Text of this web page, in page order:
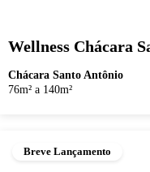
Wellness Chácara
Chácara Santo Antônio
76m² a 140m²
Breve Lançamento